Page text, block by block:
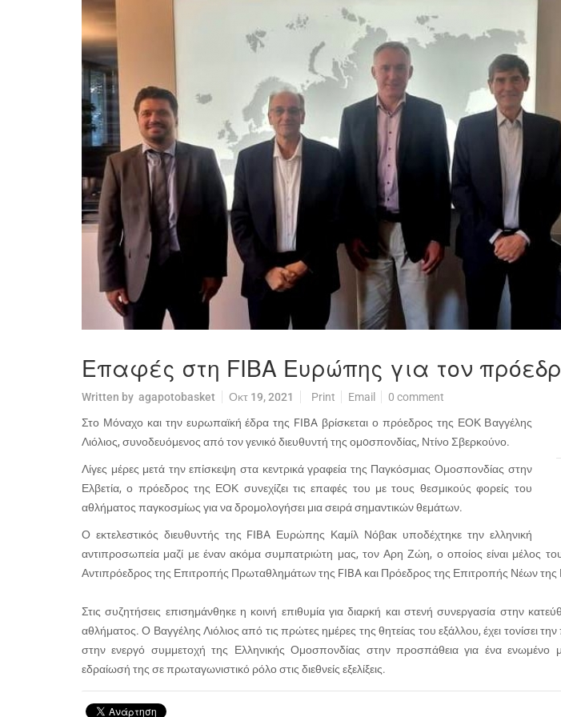
Επαφές στη FIBΑ Ευρώπης για τον
Written by agapotobasket Οκτ 19, 2021 Print Email 0 comment
Στο Μόναχο και την ευρωπαϊκή έδρα της FIBA βρίσκεται ο πρόεδρος της ΕΟΚ Βαγγέλης
Λιόλιος, συνοδευόμενος από τον γενικό διευθυντή της ομoσπονδίας, Ντίνο Σβερκούνο.
Λίγες μέρες μετά την επίσκεψη στα κεντρικά γραφεία της Παγκόσμιας Ομοσπονδίας στην
Ελβετία, ο πρόεδρος της ΕΟΚ συνεχίζει τις επαφές του με τους θεσμικούς φορείς του
αθλήματος παγκοσμίως για να δρομολογήσει μια σειρά σημαντικών θεμάτων.
Ο εκτελεστικός διευθυντής της FIBA Ευρώπης Καμίλ Νόβακ υποδέχτηκε την ελληνική
αντιπροσωπεία μαζί με έναν ακόμα συμπατριώτη μας, τον Αρη Ζώη, ο οποίος είναι μέλος
Αντιπρόεδρος της Επιτροπής Πρωταθλημάτων της FIBA και Πρόεδρος της Επιτροπής Νέων της
Στις συζητήσεις επισημάνθηκε η κοινή επιθυμία για διαρκή και στενή συνεργασία στην
αθλήματος. Ο Βαγγέλης Λιόλιος από τις πρώτες ημέρες της θητείας του εξάλλου, έχει τονίσει
στην ενεργό συμμετοχή της Ελληνικής Ομοσπονδίας στην προσπάθεια για ένα ενωμένο
εδραίωσή της σε πρωταγωνιστικό ρόλο στις διεθνείς εξελίξεις.